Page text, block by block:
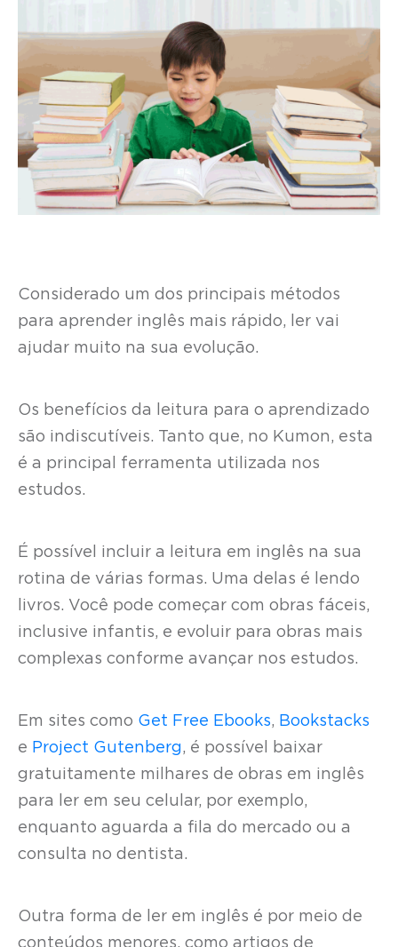
Considerado um dos principais métodos
para aprender inglês mais rápido, ler vai
ajudar muito na sua evolução.
Os benefícios da leitura para o aprendizado
são indiscutíveis. Tanto que, no Kumon, esta
é a principal ferramenta utilizada nos
estudos.
É possível incluir a leitura em inglês na sua
rotina de várias formas. Uma delas é lendo
livros. Você pode começar com obras fáceis,
inclusive infantis, e evoluir para obras mais
complexas conforme avançar nos estudos.
Em sites como Get Free Ebooks, Bookstacks
e Project Gutenberg, é possível baixar
gratuitamente milhares de obras em inglês
para ler em seu celular, por exemplo,
enquanto aguarda a fila do mercado ou a
consulta no dentista.
Outra forma de ler em inglês é por meio de
conteúdos menores, como artigos de